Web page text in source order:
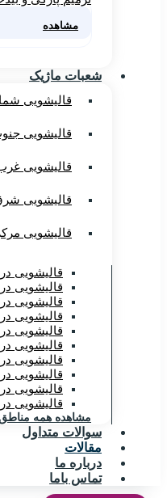
مشاهده
شعبات ماژیک
قالیشویی
قالیشویی
قالیشویی
قالیشویی
قالیشویی
قالیشویی
قالیشویی
قالیشویی در
قالیشویی
قالیشویی
قالیشویی
قالیشویی
قالیشویی
قالیشویی
قالیشویی
مشاهده همه
سوالات متداول
مقالات
درباره ما
تماس باما